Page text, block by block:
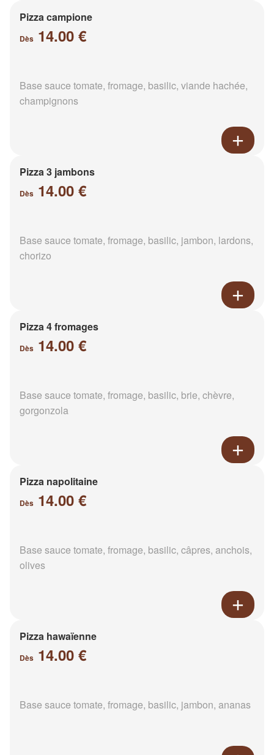
Pizza campione
Dès 14.00 €
Base sauce tomate, fromage, basilic, viande hachée,
champignons
Pizza 3 jambons
Dès 14.00 €
Base sauce tomate, fromage, basilic, jambon, lardons,
chorizo
Pizza 4 fromages
Dès 14.00 €
Base sauce tomate, fromage, basilic, brie, chèvre,
gorgonzola
Pizza napolitaine
Dès 14.00 €
Base sauce tomate, fromage, basilic, câpres, anchois,
olives
Pizza hawaïenne
Dès 14.00 €
Base sauce tomate, fromage, basilic, jambon, ananas